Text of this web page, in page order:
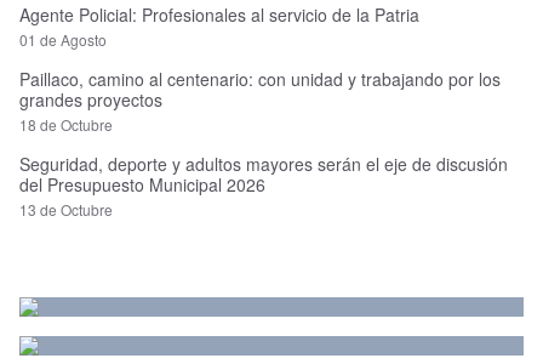
Agente Policial: Profesionales al servicio de la Patria
01 de Agosto
Paillaco, camino al centenario: con unidad y trabajando por los
grandes proyectos
18 de Octubre
Seguridad, deporte y adultos mayores serán el eje de discusión
del Presupuesto Municipal 2026
13 de Octubre